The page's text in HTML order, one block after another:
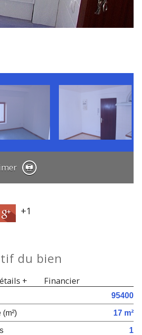
+1
du bien
+ Financier
95400
17 m²
1